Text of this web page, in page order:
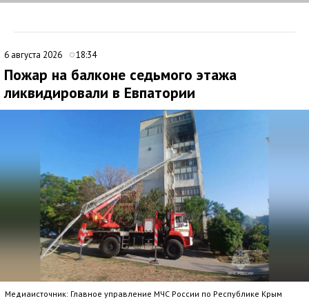
6 августа 2026 18:34
Пожар на балконе седьмого этажа
ликвидировали в Евпатории
Медиаисточник: Главное управление МЧС России по Республике Крым